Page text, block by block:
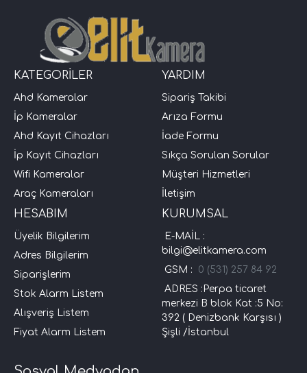
KATEGORİLER
Ahd Kameralar
İp Kameralar
Ahd Kayıt Cihazları
İp Kayıt Cihazları
Wifi Kameralar
Araç Kameraları
YARDIM
Sipariş Takibi
Arıza Formu
İade Formu
Sıkça Sorulan Sorular
Müşteri Hizmetleri
İletişim
HESABIM
Üyelik Bilgilerim
Adres Bilgilerim
Siparişlerim
Stok Alarm Listem
Alışveriş Listem
Fiyat Alarm Listem
KURUMSAL
E-MAİL :
bilgi@elitkamera.com
GSM : 0 (531) 257 84 92
ADRES :Perpa ticaret
merkezi B blok Kat :5 No:
392 ( Denizbank Karşısı )
Şişli /İstanbul